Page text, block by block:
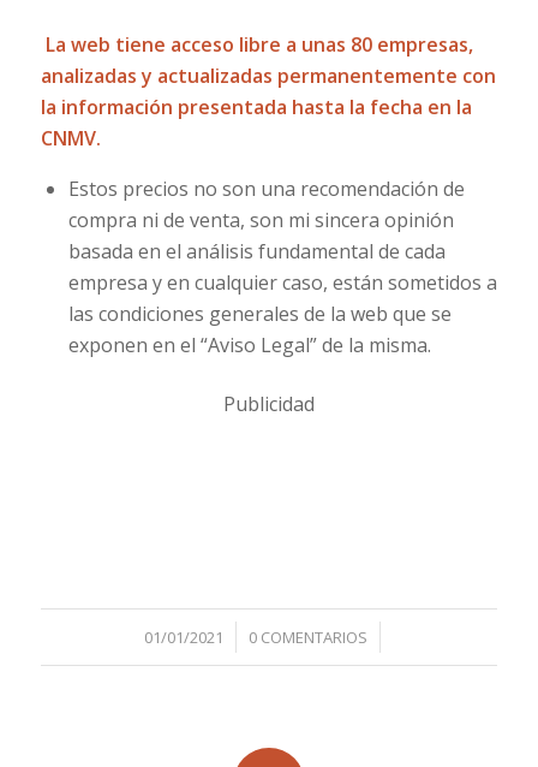
La web tiene acceso libre a unas 80 empresas,
analizadas y actualizadas permanentemente con
la información presentada hasta la fecha en la
CNMV.
Estos precios no son una recomendación de
compra ni de venta, son mi sincera opinión
basada en el análisis fundamental de cada
empresa y en cualquier caso, están sometidos a
las condiciones generales de la web que se
exponen en el “Aviso Legal” de la misma.
Publicidad
01/01/2021
/ 0 COMENTARIOS
/